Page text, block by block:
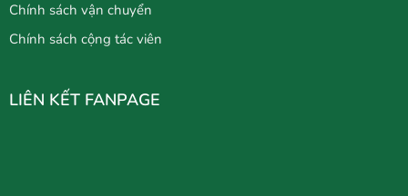
Chính sách vận chuyển
Chính sách cộng tác viên
LIÊN KẾT FANPAGE